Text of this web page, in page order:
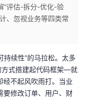
“评估-拆分-优化-验
、忽视业务等四类常
持续性”的马拉松。太多
方式搭建起代码框架—就
经不起风吹雨打。当业
要修改订单、用户、财